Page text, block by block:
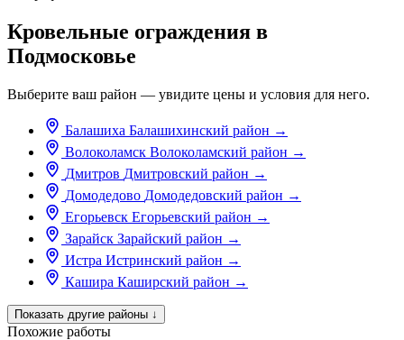
Кровельные ограждения в
Подмосковье
Выберите ваш район — увидите цены и условия для него.
Балашиха Балашихинский район →
Волоколамск Волоколамский район →
Дмитров Дмитровский район →
Домодедово Домодедовский район →
Егорьевск Егорьевский район →
Зарайск Зарайский район →
Истра Истринский район →
Кашира Каширский район →
Показать другие районы ↓
Похожие работы